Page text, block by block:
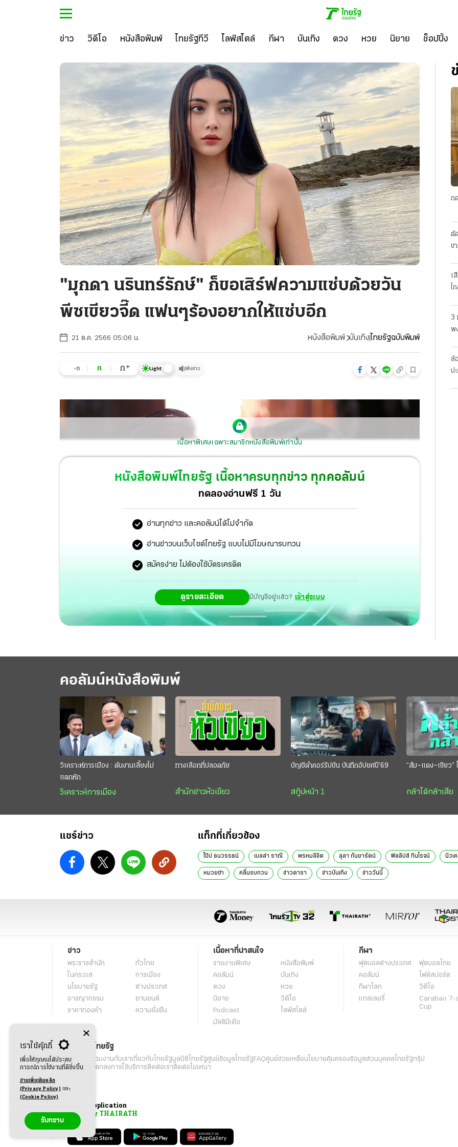
ข่าว วิดีโอ หนังสือพิมพ์ ไทยรัฐทีวี ไลฟ์สไตล์ กีฬา บันเทิง ดวง หวย นิยาย ช็อปปิ้ง
"มุกดา นรินทร์รักษ์" ก็ขอเสิร์ฟความแซ่บด้วยวัน
พีซเขียวจี๊ด แฟนๆร้องอยากให้แซ่บอีก
21 ต.ค. 2566 05:06 น. หนังสือพิมพ์ บันเทิงไทยรัฐฉบับพิมพ์
-ก ก ก+ Light ฟังข่าว
เปิดตอนแรก “โป๊ป-เบลล่า” ก็ชวนทำการบ้านสุดฟิน พาละคร “พรหมลิขิต” ช่อง 3 ทำลายทุกสถิติ ฟาดเรต
ติ้ง ตอนแรก 6.40 ทุบยอดดูสดออนไลน์ทะลุ 1 ล้านคน คัมแบ็กสมศักดิ์ศรี!!
เนื้อหาพิเศษเฉพาะสมาชิกหนังสือพิมพ์เท่านั้น
หนังสือพิมพ์ไทยรัฐ เนื้อหาครบทุกข่าว ทุกคอลัมน์
ทดลองอ่านฟรี 1 วัน
อ่านทุกข่าว และคอลัมน์ได้ไม่จำกัด
อ่านข่าวบนเว็บไซต์ไทยรัฐ แบบไม่มีโฆษณารบกวน
สมัครง่าย ไม่ต้องใช้บัตรเครดิต
ดูรายละเอียด มีบัญชีอยู่แล้ว? เข้าสู่ระบบ
ก
ตั
ข
เ
ไ
3
พ
ล้
ป
คอลัมน์หนังสือพิมพ์
วิเคราะห์การเมือง : ต้นงานเลี้ยงไม่
แตกหัก
วิเคราะห์การเมือง
ทางเลือกที่ปลอดภัย
สำนักข่าวหัวเขียว
บัญชีดำคอร์รัปชัน บันทึกอัปยศปี’69
สกู๊ปหน้า 1
“ส้ม–แดง–เขียว”
กล้าได้กล้าเสีย
แชร์ข่าว แท็กที่เกี่ยวข้อง
โป๊ป ธนวรรธน์ เบลล่า ราณี พรหมลิขิต ลุลา กันยารัตน์ ฟิลลิปส์ ทินโรจน์ นิวเ
หมวยซ่า คลื่นรบกวน ข่าวดารา ข่าวบันเทิง ข่าววันนี้
ข่าว
พระราชสำนัก
ทั่วไทย
ในกระแส
การเมือง
นโยบายรัฐ
ต่างประเทศ
อาชญากรรม
ยานยนต์
ราคาทองคำ
ความยั่งยืน
เนื้อหาที่น่าสนใจ
รายงานพิเศษ
หนังสือพิมพ์
คอลัมน์
บันเทิง
ดวง
หวย
นิยาย
วิดีโอ
Podcast
ไลฟ์สไตล์
มัลติมีเดีย
กีฬา
ฟุตบอลต่่างประเทศ
ฟุตบอลไทย
คอลัมน์
ไฟต์สปอร์ต
กีฬาโลก
วิดีโอ
แกลเลอรี่
Carabao 7-
Cup
เกี่ยวกับไทยรัฐ
กิจกรรม ร่วมงานกับเราเกี่ยวกับไทยรัฐมูลนิธิไทยรัฐศูนย์ข้อมูลไทยรัฐFAQศูนย์ช่วยเหลือนโยบายคุ้มครองข้อมูลส่วนบุคคลไทยรัฐกรุ๊ป
เงื่อนไขข้อตกลงการใช้บริการติดต่อเราติดต่อโฆษณา
Application
My THAIRATH
เราใช้คุ้กกี้
เพื่อให้ทุกคนได้ประสบ
การณ์การใช้งานที่ดียิ่งขึ้น
อ่านเพิ่มเติมคลิก
(Privacy Policy) และ
(Cookie Policy)
รับทราบ